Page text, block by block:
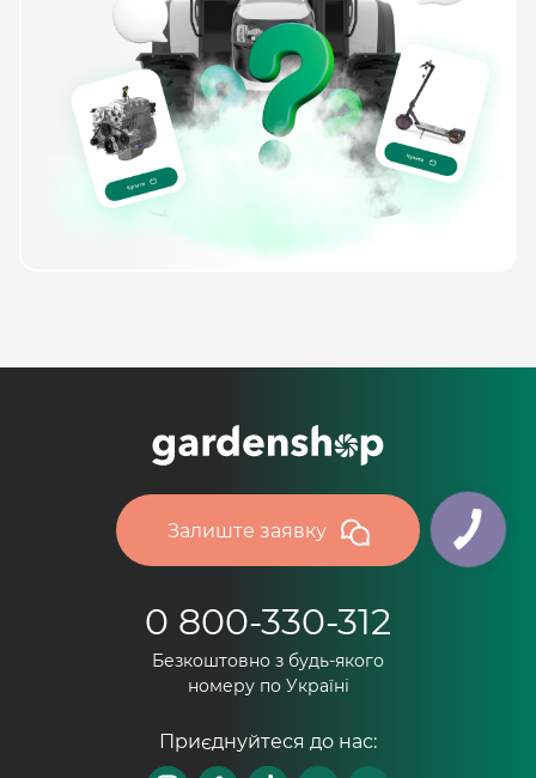
Залиште заявку
0 800-330-312
Безкоштовно з будь-якого
номеру по Україні
Приєднуйтеся до нас: